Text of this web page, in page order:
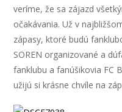
veríme, že sa zájazd
očakávania. Už v
zápasy, ktoré budú
SOREN organizované a
fanklubu a fanúšikovia FC
užijú si krásne chvíle na